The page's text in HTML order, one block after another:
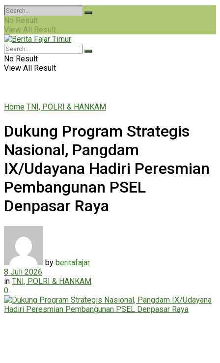
No Result
View All Result
No Result
View All Result
Home TNI, POLRI & HANKAM
Dukung Program Strategis
Nasional, Pangdam
IX/Udayana Hadiri Peresmian
Pembangunan PSEL
Denpasar Raya
by beritafajar
8 Juli 2026
in TNI, POLRI & HANKAM
0